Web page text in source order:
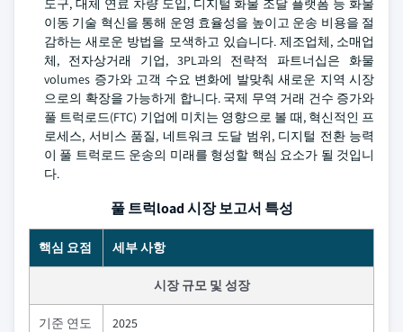
이동 기술 혁신을 통해 운영 효율성을 높이고 운송 비용을 절
감하는 새로운 방법을 모색하고 있습니다. 제조업체, 소매업
체, 전자상거래 기업, 3PL과의 전략적 파트너십은 화물
volumes 증가와 고객 수요 변화에 발맞춰 새로운 지역 시장
으로의 확장을 가능하게 합니다. 국제 무역 거래 건수 증가와
풀 트럭로드(FTC) 기업에 미치는 영향으로 볼 때, 혁신적인 프
로세스, 서비스 품질, 네트워크 도달 범위, 디지털 전환 능력
이 풀 트럭로드 운송의 미래를 형성할 핵심 요소가 될 것입니
다.
풀 트럭load 시장 보고서 특성
핵심 요점 세부 사항
시장 규모 및 성장
기준 연도 2025